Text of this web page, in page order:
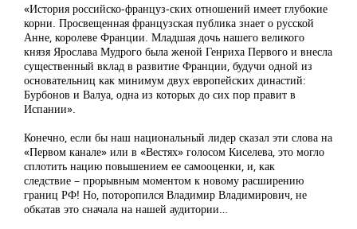
«История российско-француз-ских отношений имеет глубокие
корни. Просвещенная французская публика знает о русской
Анне, королеве Франции. Младшая дочь нашего великого
князя Ярослава Мудрого была женой Генриха Первого и внесла
существенный вклад в развитие Франции, будучи одной из
основательниц как минимум двух европейских династий:
Бурбонов и Валуа, одна из которых до сих пор правит в
Испании».
Конечно, если бы наш национальный лидер сказал эти слова на
«Первом канале» или в «Вестях» голосом Киселева, это могло
сплотить нацию повышением ее самооценки, и, как
следствие – прорывным моментом к новому расширению
границ РФ! Но, поторопился Владимир Владимирович, не
обкатав это сначала на нашей аудитории…